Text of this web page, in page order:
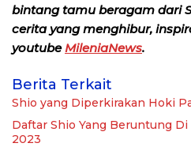
bintang tamu beragam dari
cerita yang menghibur,
youtubeMileniaNews.
Berita Terkait
Shio yang Diperkirakan Hoki
Daftar Shio Yang Beruntung
2023